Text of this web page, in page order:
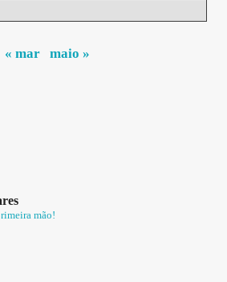
« mar maio »
mão!